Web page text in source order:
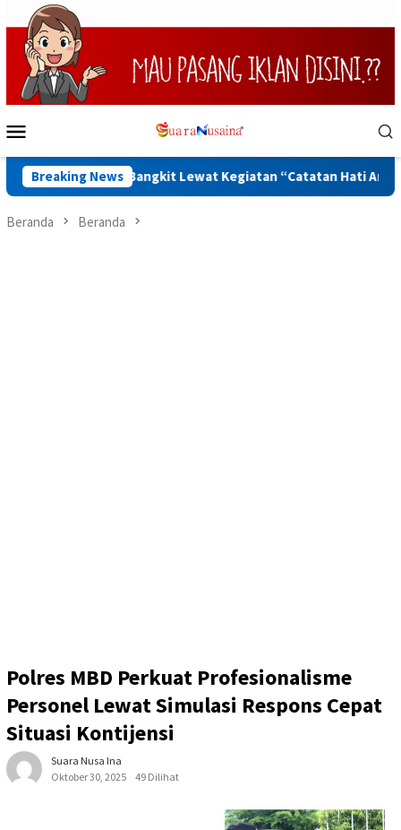
Loncat
ke
konten
Mobile
Breaking News
Diajak Bangkit Lewat Kegiatan “Catatan Hati Anak yang
Beranda Beranda
Polres MBD Perkuat Profesionalisme
Personel Lewat Simulasi Respons Cepat
Situasi Kontijensi
Suara Nusa Ina
Oktober 30, 2025
49 Dilihat